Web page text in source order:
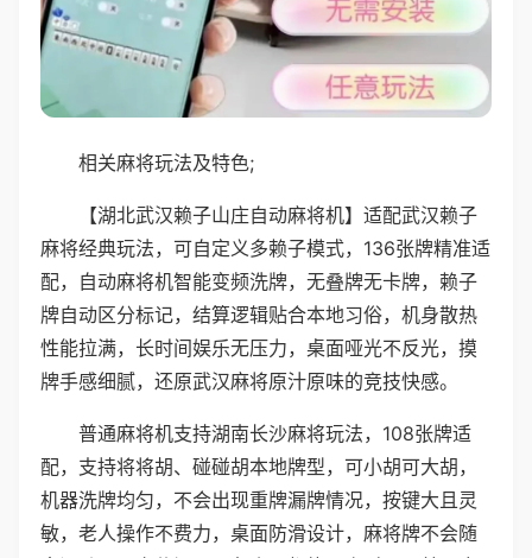
相关麻将玩法及特色;
【湖北武汉赖子山庄自动麻将机】适配武汉赖子
麻将经典玩法，可自定义多赖子模式，136张牌精准适
配，自动麻将机智能变频洗牌，无叠牌无卡牌，赖子
牌自动区分标记，结算逻辑贴合本地习俗，机身散热
性能拉满，长时间娱乐无压力，桌面哑光不反光，摸
牌手感细腻，还原武汉麻将原汁原味的竞技快感。
普通麻将机支持湖南长沙麻将玩法，108张牌适
配，支持将将胡、碰碰胡本地牌型，可小胡可大胡，
机器洗牌均匀，不会出现重牌漏牌情况，按键大且灵
敏，老人操作不费力，桌面防滑设计，麻将牌不会随